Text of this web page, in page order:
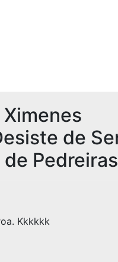
de
Pedreiras
Kkkkkk